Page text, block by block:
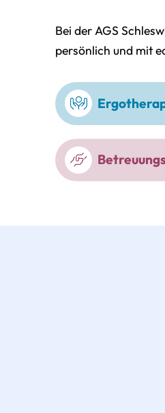
Bei der AGS
persönlich und mit